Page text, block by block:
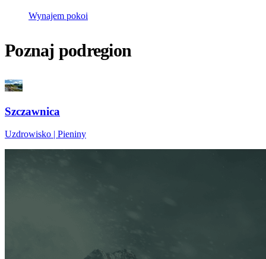
Wynajem pokoi
Poznaj podregion
Szczawnica
Uzdrowisko | Pieniny